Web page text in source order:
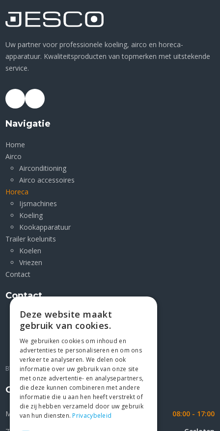
Uw partner voor professionele koeling, airco en horeca-
apparatuur. Kwaliteitsproducten van topmerken met uitstekende
service.
Navigatie
Home
Airco
Airconditioning
Airco accessoires
Horeca
Ijsmachines
Koeling
Kookapparatuur
Trailer koelunits
Koelen
Vriezen
Contact
Contact
Kleimoer 1 F
9030 Mariakerke
+32 9/2823227
gio@jesco4u.be
BTW BE 0439.072.676
Openingsuren
Maandag - Vrijdag
08:00 - 17:00
Deze website maakt
gebruik van cookies.
We gebruiken cookies om inhoud en
advertenties te personaliseren en om ons
verkeer te analyseren. We delen ook
informatie over uw gebruik van onze site
met onze advertentie- en analysepartners,
die deze kunnen combineren met andere
informatie die u aan hen heeft verstrekt of
die zij hebben verzameld door uw gebruik
van hun diensten.Privacybeleid